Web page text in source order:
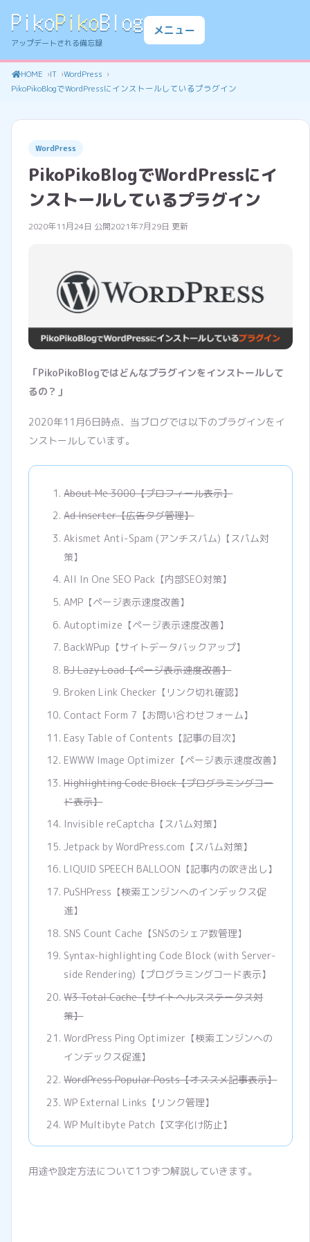
PikoPikoBlog
アップデートされる備忘録
メニュー
HOME IT
WordPress
PikoPikoBlogでWordPressにインストールしているプラグイン
WordPress
PikoPikoBlogでWordPressにイ
ンストールしているプラグイン
2020年11月24日 公開2021年7月29日 更新
「PikoPikoBlogではどんなプラグインをインストールして
るの？」
2020年11月6日時点、当ブログでは以下のプラグインをイ
ンストールしています。
About Me 3000【プロフィール表示】
Ad Inserter【広告タグ管理】
Akismet Anti-Spam (アンチスパム)【スパム対
策】
All In One SEO Pack【内部SEO対策】
AMP【ページ表示速度改善】
Autoptimize【ページ表示速度改善】
BackWPup【サイトデータバックアップ】
BJ Lazy Load【ページ表示速度改善】
Broken Link Checker【リンク切れ確認】
Contact Form 7【お問い合わせフォーム】
Easy Table of Contents【記事の目次】
EWWW Image Optimizer【ページ表示速度改善】
Highlighting Code Block【プログラミングコー
ド表示】
Invisible reCaptcha【スパム対策】
Jetpack by WordPress.com【スパム対策】
LIQUID SPEECH BALLOON【記事内の吹き出し】
PuSHPress【検索エンジンへのインデックス促
進】
SNS Count Cache【SNSのシェア数管理】
Syntax-highlighting Code Block (with Server-
side Rendering)【プログラミングコード表示】
W3 Total Cache【サイトヘルスステータス対
策】
WordPress Ping Optimizer【検索エンジンへの
インデックス促進】
WordPress Popular Posts【オススメ記事表示】
WP External Links【リンク管理】
WP Multibyte Patch【文字化け防止】
用途や設定方法について1つずつ解説していきます。